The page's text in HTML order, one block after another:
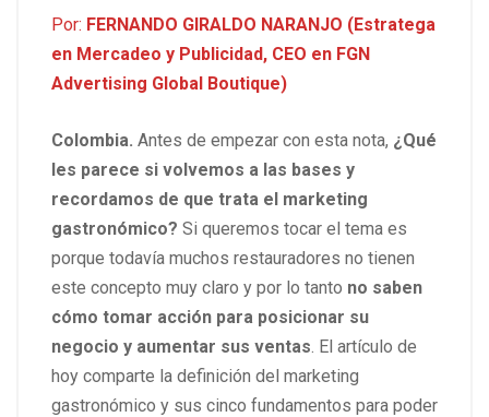
Por: FERNANDO GIRALDO NARANJO (Estratega
en Mercadeo y Publicidad, CEO en FGN
Advertising Global Boutique)
Colombia. Antes de empezar con esta nota, ¿Qué
les parece si volvemos a las bases y
recordamos de que trata el marketing
gastronómico? Si queremos tocar el tema es
porque todavía muchos restauradores no tienen
este concepto muy claro y por lo tanto no saben
cómo tomar acción para posicionar su
negocio y aumentar sus ventas . El artículo de
hoy comparte la definición del marketing
gastronómico y sus cinco fundamentos para poder